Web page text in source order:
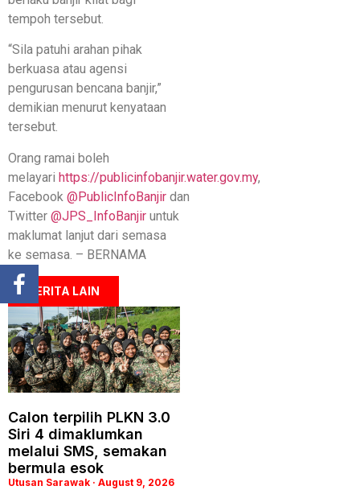
tempoh tersebut.
“Sila patuhi arahan pihak
berkuasa atau agensi
pengurusan bencana banjir,”
demikian menurut kenyataan
tersebut.
Orang ramai boleh
melayari https://publicinfobanjir.water.gov.my,
Facebook @PublicInfoBanjir dan
Twitter @JPS_InfoBanjir untuk
maklumat lanjut dari semasa
ke semasa. – BERNAMA
BERITA LAIN
Calon terpilih PLKN 3.0
Siri 4 dimaklumkan
melalui SMS, semakan
bermula esok
Utusan Sarawak August 9, 2026